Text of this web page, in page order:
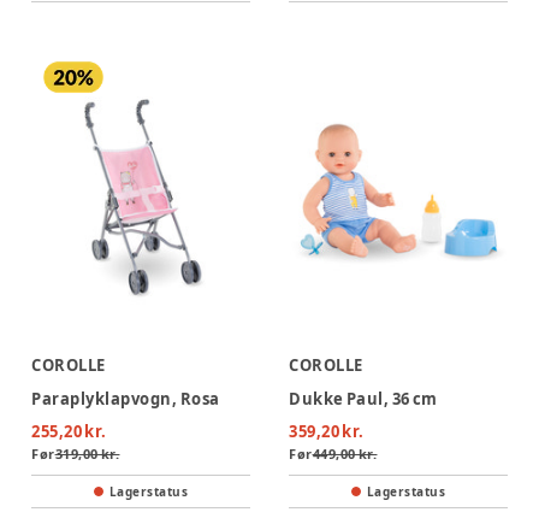
COROLLE
Paraplyklapvogn, Rosa
255,20 kr.
Før319,00 kr.
Lagerstatus
COROLLE
Dukke Paul, 36 cm
359,20 kr.
Før449,00 kr.
Lagerstatus